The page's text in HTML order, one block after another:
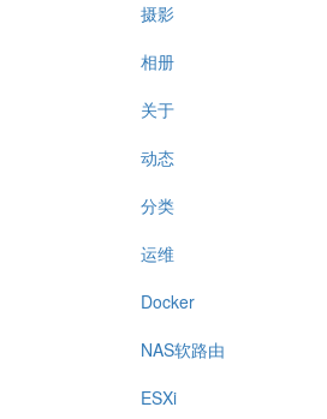
摄影
相册
关于
动态
分类
运维
Docker
NAS软路由
ESXi